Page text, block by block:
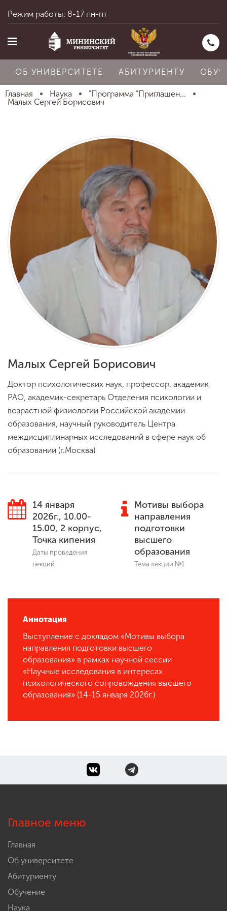
Об университете
Абитуриенту
Обучение
Международная
деятельность
Другие виды
деятельности
Студенческая жизнь
Сведения об
образовательной
организации
Приемная
+7 (831) 262-26-20
Режим работы: 8-17 пн-пт
ОБ УНИВЕРСИТЕТЕ АБИТУРИЕНТУ
Главная Наука
"Программа "Приглашен...
Малых Сергей Борисович
Малых Сергей Борисович
Доктор психологических наук, профессор, академик
РАО, академик-секретарь Отделения психологии и
возрастной физиологии Российской академии
образования, научный руководитель Центра
междисциплинарных исследований в сфере наук об
образовании (г.Москва)
14 января
2026г., 10.00-
15.00, 2 корпус,
Точка кипения
Даты проведения
лекций
Мотивы выбора
направления
подготовки
высшего
образования
Тема лекции №1
Аннотация
Выступление с докладом «Мотивы выбора
направления подготовки высшего
образования» в рамках научной сессии
«Научные исследования в интересах
психологического сопровождения высшего
образования» (14-15 января 2026г.)
Главное меню
Главная
Об университете
Абитуриенту
Обучение
Наука